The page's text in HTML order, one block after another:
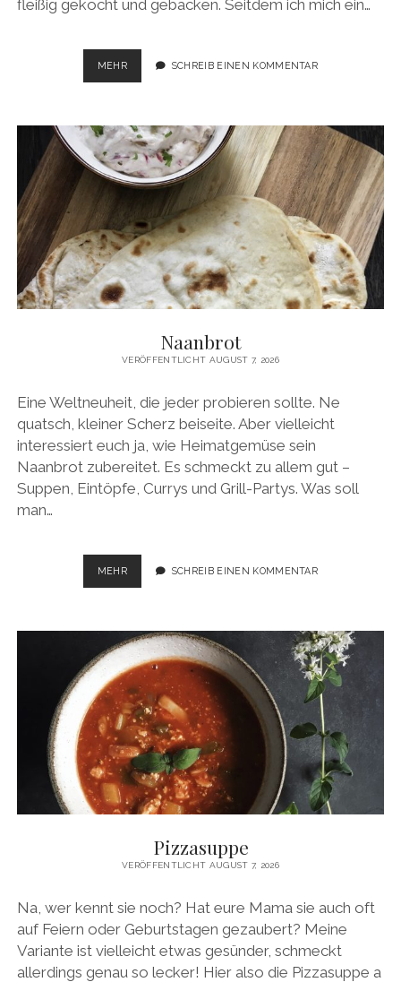
fleißig gekocht und gebacken. Seitdem ich mich ein…
MEHRPFLAUMENKUCHEN
SCHREIB EINEN KOMMENTAR
Naanbrot
VERÖFFENTLICHT AUGUST 7, 2026
Eine Weltneuheit, die jeder probieren sollte. Ne
quatsch, kleiner Scherz beiseite. Aber vielleicht
interessiert euch ja, wie Heimatgemüse sein
Naanbrot zubereitet. Es schmeckt zu allem gut –
Suppen, Eintöpfe, Currys und Grill-Partys. Was soll
man…
MEHRNAANBROTSCHREIB EINEN KOMMENTAR
Pizzasuppe
VERÖFFENTLICHT AUGUST 7, 2026
Na, wer kennt sie noch? Hat eure Mama sie auch oft
auf Feiern oder Geburtstagen gezaubert? Meine
Variante ist vielleicht etwas gesünder, schmeckt
allerdings genau so lecker! Hier also die Pizzasuppe a